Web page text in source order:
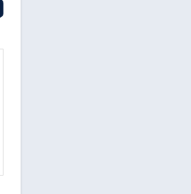
externer Inhalt:
Redaktion eingebundenen
GmbH anzuzeigen. Sie